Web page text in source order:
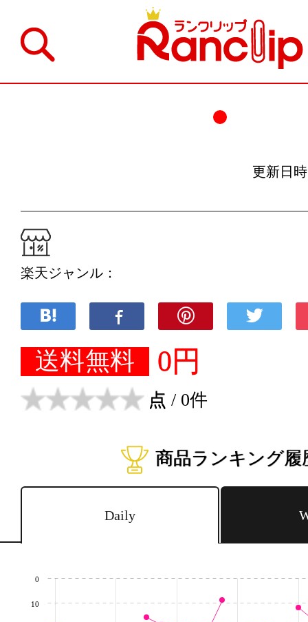
更新日
楽天ジャンル：
送料無料 0円
点 / 0件
商品ランキング履
Daily
0
10